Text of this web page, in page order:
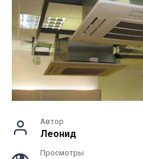
Автор
Леонид
Просмотры